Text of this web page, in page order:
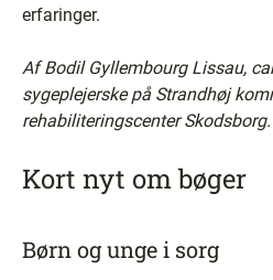
erfaringer.
Af Bodil Gyllembourg Lissau,
sygeplejerske på Strandhøj
rehabiliteringscenter Skodsborg.
Kort nyt om bøger
Børn og unge i sorg